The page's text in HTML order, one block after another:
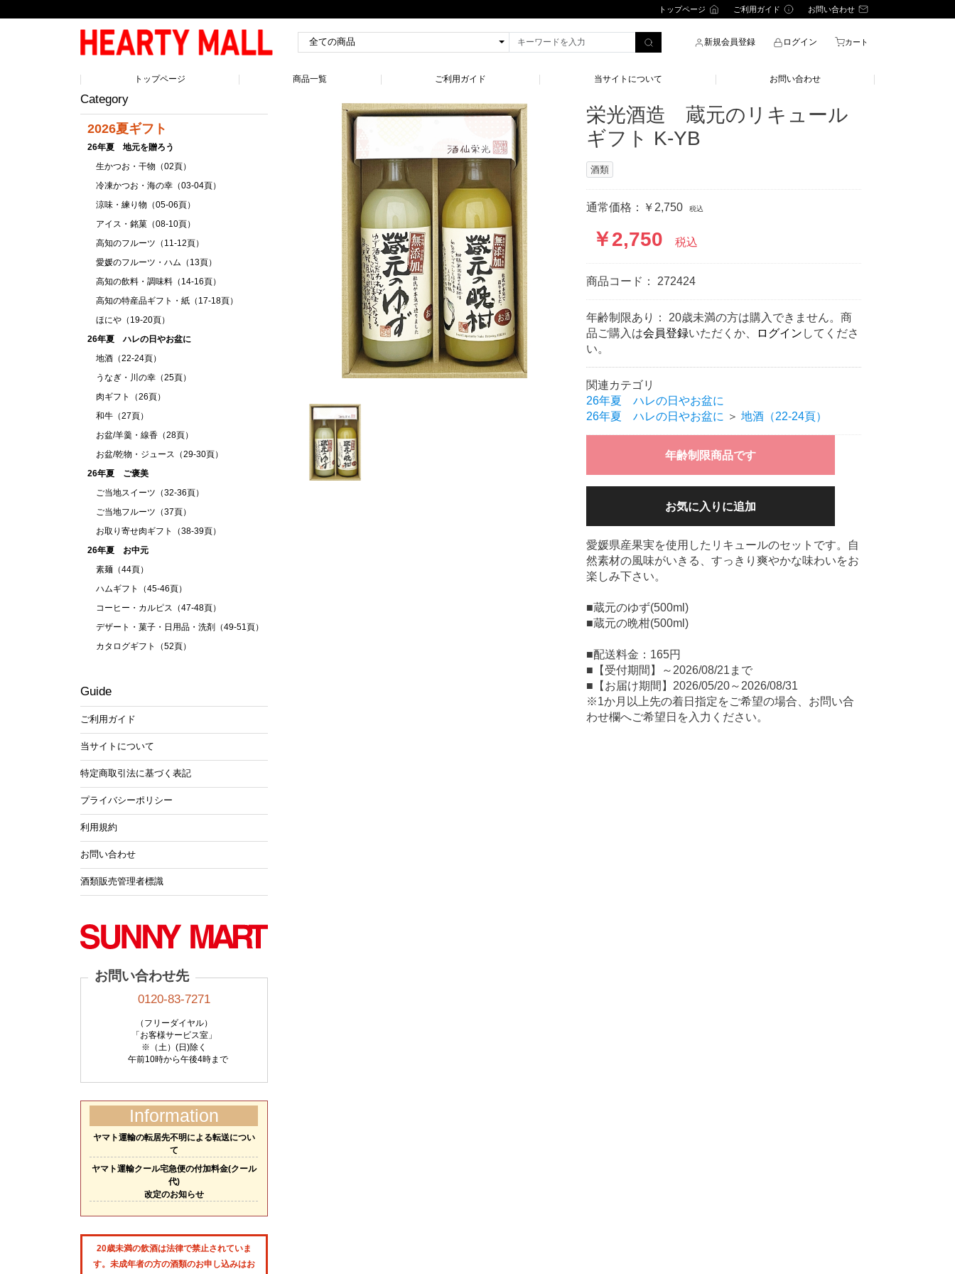
トップページ ご利用ガイド お問い合わせ
新規会員登録 ログイン カート
トップページ 商品一覧 ご利用ガイド 当サイトについて お問い合わせ
Category
2026夏ギフト
26年夏 地元を贈ろう
生かつお・干物（02頁）
冷凍かつお・海の幸（03-04頁）
涼味・練り物（05-06頁）
アイス・銘菓（08-10頁）
高知のフルーツ（11-12頁）
愛媛のフルーツ・ハム（13頁）
高知の飲料・調味料（14-16頁）
高知の特産品ギフト・紙（17-18頁）
ほにや（19-20頁）
26年夏 ハレの日やお盆に
地酒（22-24頁）
うなぎ・川の幸（25頁）
肉ギフト（26頁）
和牛（27頁）
お盆/羊羹・線香（28頁）
お盆/乾物・ジュース（29-30頁）
26年夏 ご褒美
ご当地スイーツ（32-36頁）
ご当地フルーツ（37頁）
お取り寄せ肉ギフト（38-39頁）
26年夏 お中元
素麺（44頁）
ハムギフト（45-46頁）
コーヒー・カルピス（47-48頁）
デザート・菓子・日用品・洗剤（49-51頁）
カタログギフト（52頁）
Guide
ご利用ガイド
当サイトについて
特定商取引法に基づく表記
プライバシーポリシー
利用規約
お問い合わせ
酒類販売管理者標識
お問い合わせ先
0120-83-7271
（フリーダイヤル）
「お客様サービス室」
※（土）(日)除く
午前10時から午後4時まで
Information
ヤマト運輸の転居先不明による転送につい
て
ヤマト運輸クール宅急便の付加料金(クール
代)
改定のお知らせ
20歳未満の飲酒は法律で禁止されていま
す。未成年者の方の酒類のお申し込みはお
栄光酒造 蔵元のリキュール
ギフト K-YB
酒類
通常価格：￥2,750 税込
￥2,750 税込
商品コード： 272424
年齢制限あり： 20歳未満の方は購入できません。商
品ご購入は会員登録いただくか、 ログイン してくださ
い。
関連カテゴリ
26年夏 ハレの日やお盆に
26年夏 ハレの日やお盆に ＞ 地酒（22-24頁）
年齢制限商品です
お気に入りに追加
愛媛県産果実を使用したリキュールのセットです。自
然素材の風味がいきる、すっきり爽やかな味わいをお
楽しみ下さい。
■蔵元のゆず(500ml)
■蔵元の晩柑(500ml)
■配送料金：165円
■【受付期間】～2026/08/21まで
■【お届け期間】2026/05/20～2026/08/31
※1か月以上先の着日指定をご希望の場合、お問い合
わせ欄へご希望日を入力ください。